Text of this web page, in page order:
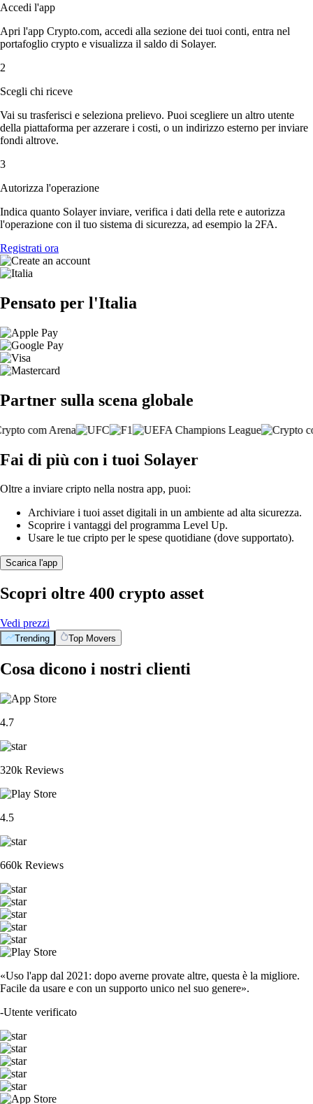
Accedi l'app
Apri l'app Crypto.com, accedi alla sezione dei tuoi conti, entra nel
portafoglio crypto e visualizza il saldo di Solayer.
2
Scegli chi riceve
Vai su trasferisci e seleziona prelievo. Puoi scegliere un altro utente
della piattaforma per azzerare i costi, o un indirizzo esterno per inviare
fondi altrove.
3
Autorizza l'operazione
Indica quanto Solayer inviare, verifica i dati della rete e autorizza
l'operazione con il tuo sistema di sicurezza, ad esempio la 2FA.
Registrati ora
Pensato per l'Italia
Partner sulla scena globale
Fai di più con i tuoi Solayer
Oltre a inviare cripto nella nostra app, puoi:
Archiviare i tuoi asset digitali in un ambiente ad alta sicurezza.
Scoprire i vantaggi del programma Level Up.
Usare le tue cripto per le spese quotidiane (dove supportato).
Scarica l'app
Scopri oltre 400 crypto asset
Vedi prezzi
Trending Top Movers
Cosa dicono i nostri clienti
4.7
320k Reviews
4.5
660k Reviews
«Uso l'app dal 2021: dopo averne provate altre, questa è la migliore.
Facile da usare e con un supporto unico nel suo genere».
-Utente verificato